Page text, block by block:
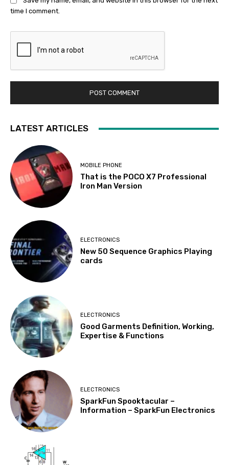
time I comment.
LATEST ARTICLES
MOBILE PHONE
That is the POCO X7 Professional
Iron Man Version
ELECTRONICS
New 50 Sequence Graphics Playing
cards
ELECTRONICS
Good Garments Definition, Working,
Expertise & Functions
ELECTRONICS
SparkFun Spooktacular –
Information – SparkFun Electronics